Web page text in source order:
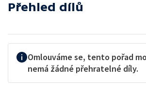
Přehled dílů
Omlouváme se, tento pořad
nemá žádné přehratelné díly.